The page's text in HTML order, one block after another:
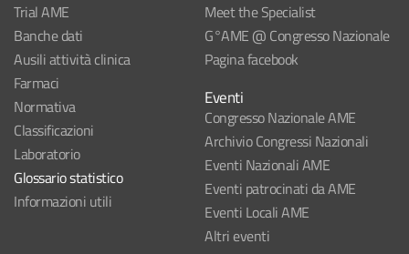
Trial AME
Banche dati
Ausili attività clinica
Farmaci
Normativa
Classificazioni
Laboratorio
Glossario statistico
Informazioni utili
Meet the Specialist
G°AME @ Congresso Nazionale
Pagina facebook
Eventi
Congresso Nazionale AME
Archivio Congressi Nazionali
Eventi Nazionali AME
Eventi patrocinati da AME
Eventi Locali AME
Altri eventi